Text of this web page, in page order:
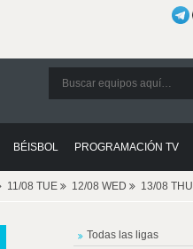
BÉISBOL PROGRAMACIÓN TV
11/08 TUE 12/08 WED 13/08 THU
Todas las ligas